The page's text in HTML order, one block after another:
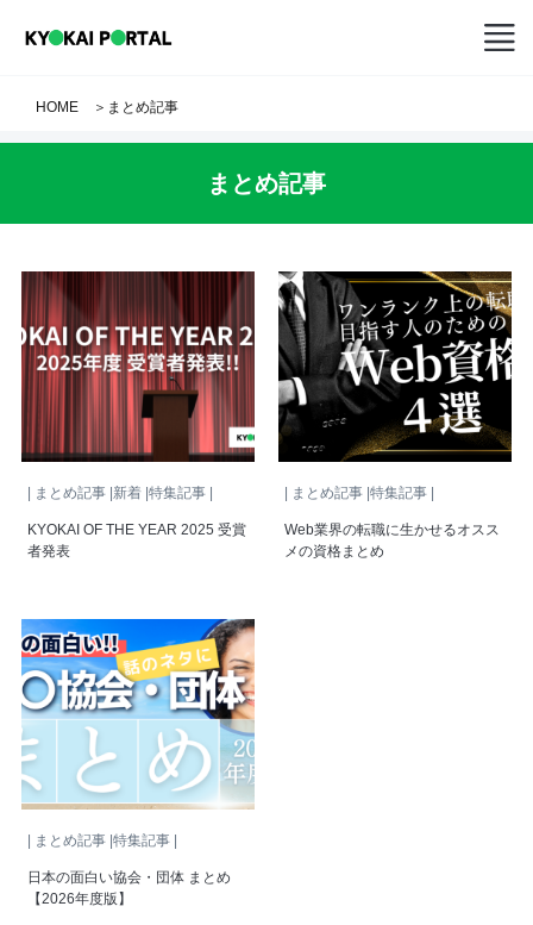
HOME ＞ まとめ記事
まとめ記事
| まとめ記事 |新着 |特集記事 |
KYOKAI OF THE YEAR 2025 受賞
者発表
| まとめ記事 |特集記事 |
Web業界の転職に生かせるオスス
メの資格まとめ
| まとめ記事 |特集記事 |
日本の面白い協会・団体 まとめ
【2026年度版】